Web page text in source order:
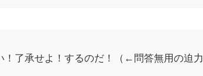
！了承せよ！するのだ！（←問答無用の迫力